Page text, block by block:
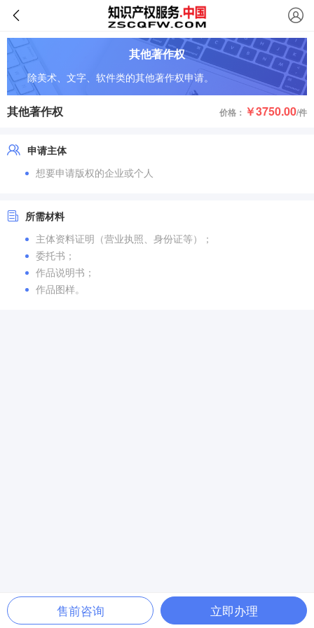
其他著作权
除美术、文字、软件类的其他著作权申请。
其他著作权 价格： ￥3750.00/件
申请主体
想要申请版权的企业或个人
所需材料
主体资料证明（营业执照、身份证等）；
委托书；
作品说明书；
作品图样。
售前咨询 立即办理